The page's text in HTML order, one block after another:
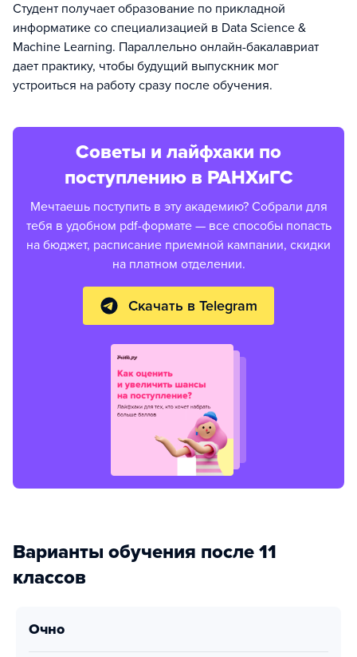
Студент получает образование по прикладной
информатике со специализацией в Data Science &
Machine Learning. Параллельно онлайн-бакалавриат
дает практику, чтобы будущий выпускник мог
устроиться на работу сразу после обучения.
Советы и лайфхаки по
поступлению в РАНХиГС
Мечтаешь поступить в эту академию? Собрали для
тебя в удобном pdf-формате — все способы попасть
на бюджет, расписание приемной кампании, скидки
на платном отделении.
Скачать в Telegram
Варианты обучения после 11
классов
очно